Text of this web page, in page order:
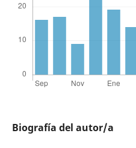
Biografía del autor/a